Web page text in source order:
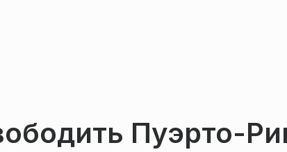
Пуэрто-